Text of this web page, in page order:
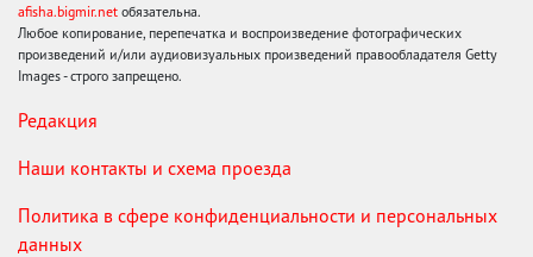
afisha.bigmir.net обязательна.
Любое копирование, перепечатка и воспроизведение фотографических
произведений и/или аудиовизуальных произведений правообладателя Getty
Images - строго запрещено.
Редакция
Наши контакты и схема проезда
Политика в сфере конфиденциальности и персональных
данных